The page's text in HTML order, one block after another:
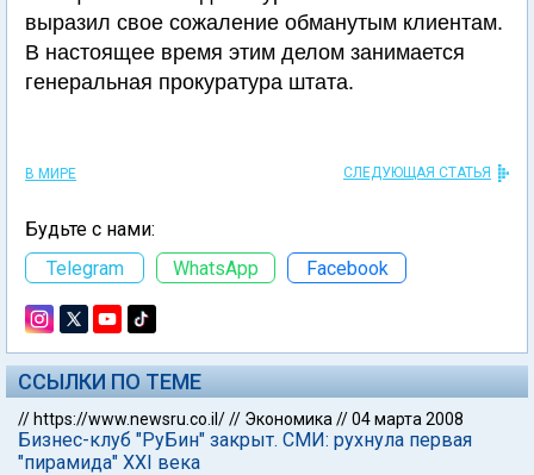
выразил свое сожаление обманутым клиентам.
В настоящее время этим делом занимается
генеральная прокуратура штата.
В МИРЕ СЛЕДУЮЩАЯ СТАТЬЯ
Будьте с нами:
Telegram
WhatsApp Facebook
ССЫЛКИ ПО ТЕМЕ
// https://www.newsru.co.il/// Экономика //04 марта 2008
Бизнес-клуб "РуБин" закрыт. СМИ: рухнула первая
"пирамида" XXI века